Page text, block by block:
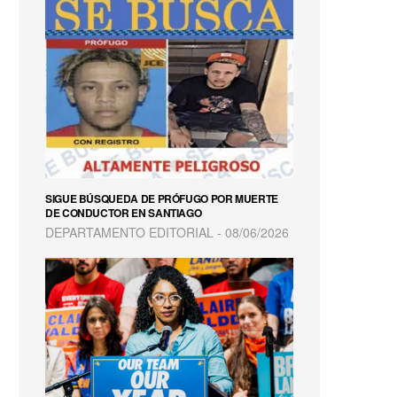
SIGUE BÚSQUEDA DE PRÓFUGO POR MUERTE
DE CONDUCTOR EN SANTIAGO
DEPARTAMENTO EDITORIAL 08/06/2026